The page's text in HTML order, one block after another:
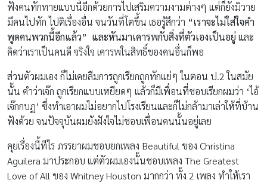
ฟังคนทักทายแบบนี้อีกด้วยการไปเสริมความงามต่างๆ แต่ก็ยังมิวาย
มีคนไปทัก ไปติเรื่องอื่น จนวันที่โตขึ้น เธอรู้สึกว่า “เราจะไม่ใส่ใจคำ
พูดคนพวกนี้อีกแล้ว” และหันมาเคารพกับสิ่งที่ตัวเองเป็นอยู่ และ
คิดว่าเราเป็นคนดี จริงใจ เคารพในสิทธิ์ของคนอื่นก็พอ
ส่วนตัวผมเอง ก็ไม่เคยลืมการถูกเรียกถูกทักแย่ๆ ในตอน ป.2 ในสมัย
นั้น คำว่าเจ๊ก ถูกเรียกแบบเหยียดๆ แล้วก็มีเพื่อนที่ชอบเรียกผมว่า ‘ไอ้
เจ๊กกบฏ’ ซึ่งทำเอาผมไม่อยากไปโรงเรียนและก็ไม่กล้ามาเล่าให้ที่บ้าน
ฟังด้วย จนปัจจุบันผมยังฝังใจไม่ชอบเพื่อนคนนั้นอยู่เลย
คุยเรื่องนี้ทีไร ภรรยาผมชอบยกเพลง Beautiful ของ Christina
Aguilera มาประกอบ แต่ตัวผมเองนั้นชอบเพลง The Greatest
Love of All ของ Whitney Houston มากกว่า ทั้ง 2 เพลง ทำให้เรา